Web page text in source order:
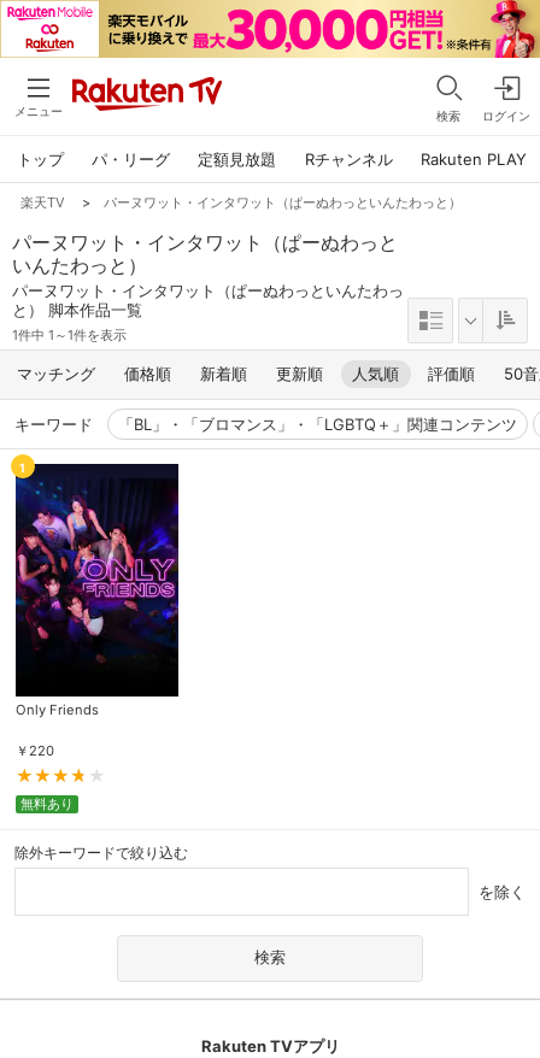
メニュー 検索 ログイン
トップ パ・リーグ 定額見放題 Rチャンネル Rakuten PLAY
楽天TV > パーヌワット・インタワット（ぱーぬわっといんたわっと）
パーヌワット・インタワット（ぱーぬわっと
いんたわっと）
パーヌワット・インタワット（ぱーぬわっといんたわっ
と） 脚本作品一覧
1件中 1～1件を表示
マッチング 価格順 新着順 更新順 人気順 評価順 50
キーワード 「BL」・「ブロマンス」・「LGBTQ＋」関連コンテンツ
1
Only Friends
￥ 220
無料あり
除外キーワードで絞り込む
を除く
Rakuten TVアプリ